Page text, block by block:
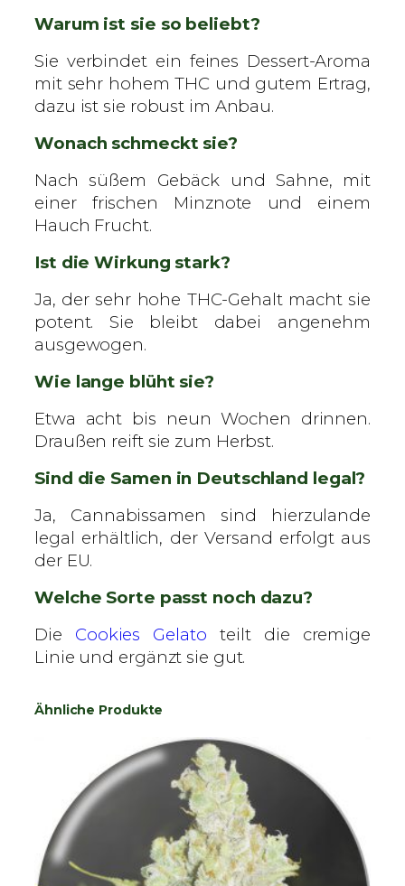
Warum ist sie so beliebt?
Sie verbindet ein feines Dessert-Aroma
mit sehr hohem THC und gutem Ertrag,
dazu ist sie robust im Anbau.
Wonach schmeckt sie?
Nach süßem Gebäck und Sahne, mit
einer frischen Minznote und einem
Hauch Frucht.
Ist die Wirkung stark?
Ja, der sehr hohe THC-Gehalt macht sie
potent. Sie bleibt dabei angenehm
ausgewogen.
Wie lange blüht sie?
Etwa acht bis neun Wochen drinnen.
Draußen reift sie zum Herbst.
Sind die Samen in Deutschland legal?
Ja, Cannabissamen sind hierzulande
legal erhältlich, der Versand erfolgt aus
der EU.
Welche Sorte passt noch dazu?
Die Cookies Gelato teilt die cremige
Linie und ergänzt sie gut.
Ähnliche Produkte